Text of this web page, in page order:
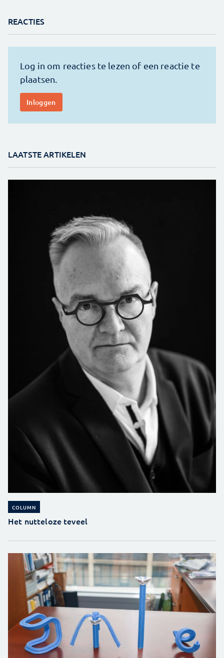
REACTIES
LAATSTE ARTIKELEN
COLUMN
Het nutteloze teveel